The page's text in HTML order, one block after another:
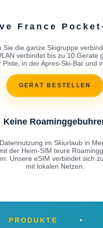
France
Sie die ganze Skigruppe
verbindet bis zu 10 Gerate
Piste, in der Apres-Ski-Bar und
GERAT BESTELLEN
Keine
im Skiurlaub in
der Heim-SIM teure
Unsere eSIM verbindet sich
mit lokalen Netzen.
PRODUKTE